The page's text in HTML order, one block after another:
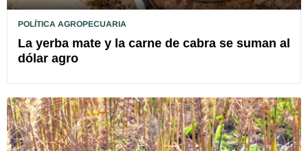
POLÍTICA AGROPECUARIA
La yerba mate y la carne de cabra se suman al
dólar agro